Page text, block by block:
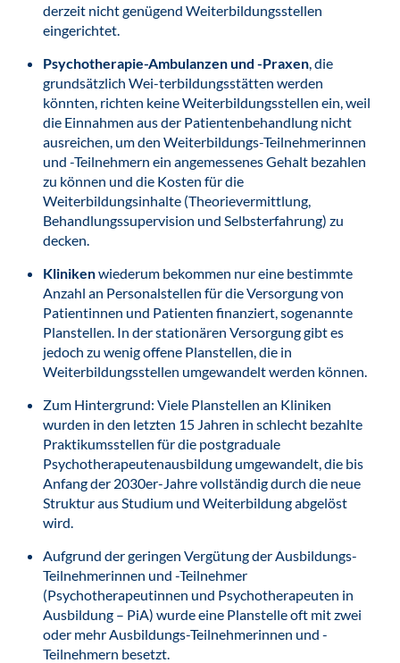
derzeit nicht genügend Weiterbildungsstellen
eingerichtet.
Psychotherapie-Ambulanzen und -Praxen, die
grundsätzlich Wei-terbildungsstätten werden
könnten, richten keine Weiterbildungsstellen ein, weil
die Einnahmen aus der Patientenbehandlung nicht
ausreichen, um den Weiterbildungs-Teilnehmerinnen
und -Teilnehmern ein angemessenes Gehalt bezahlen
zu können und die Kosten für die
Weiterbildungsinhalte (Theorievermittlung,
Behandlungssupervision und Selbsterfahrung) zu
decken.
Klinikenwiederum bekommen nur eine bestimmte
Anzahl an Personalstellen für die Versorgung von
Patientinnen und Patienten finanziert, sogenannte
Planstellen. In der stationären Versorgung gibt es
jedoch zu wenig offene Planstellen, die in
Weiterbildungsstellen umgewandelt werden können.
Zum Hintergrund: Viele Planstellen an Kliniken
wurden in den letzten 15 Jahren in schlecht bezahlte
Praktikumsstellen für die postgraduale
Psychotherapeutenausbildung umgewandelt, die bis
Anfang der 2030er-Jahre vollständig durch die neue
Struktur aus Studium und Weiterbildung abgelöst
wird.
Aufgrund der geringen Vergütung der Ausbildungs-
Teilnehmerinnen und -Teilnehmer
(Psychotherapeutinnen und Psychotherapeuten in
Ausbildung – PiA) wurde eine Planstelle oft mit zwei
oder mehr Ausbildungs-Teilnehmerinnen und -
Teilnehmern besetzt.